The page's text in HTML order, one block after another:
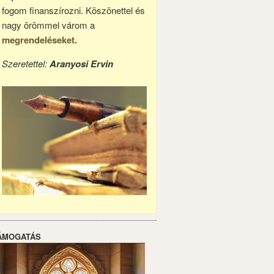
fogom finanszírozni. Köszönettel és
nagy örömmel várom a
megrendeléseket.
Szeretettel:Aranyosi Ervin